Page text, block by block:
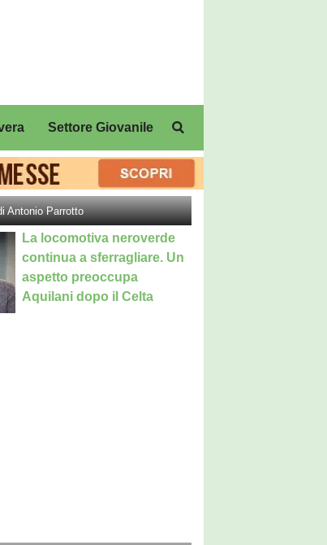
Settore Giovanile
Antonio Parrotto
La locomotiva neroverde
continua a sferragliare. Un
aspetto preoccupa
Aquilani dopo il Celta